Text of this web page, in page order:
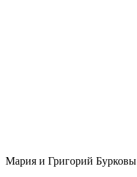
Мария и Григорий Бурковы